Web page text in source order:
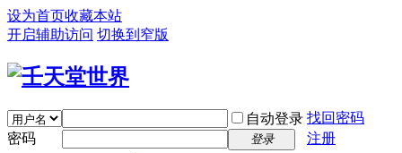
设为首页收藏本站
开启辅助访问 切换到窄版
自动登录 找回密码
密码
登录 注册